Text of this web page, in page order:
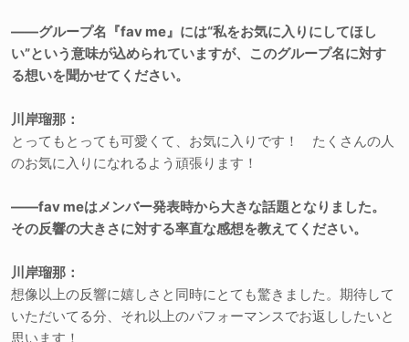
――グループ名『fav me』には“私をお気に入りにしてほし
い”という意味が込められていますが、このグループ名に対す
る想いを聞かせてください。
川岸瑠那：
とってもとっても可愛くて、お気に入りです！ たくさんの人
のお気に入りになれるよう頑張ります！
――fav meはメンバー発表時から大きな話題となりました。
その反響の大きさに対する率直な感想を教えてください。
川岸瑠那：
想像以上の反響に嬉しさと同時にとても驚きました。期待して
いただいてる分、それ以上のパフォーマンスでお返ししたいと
思います！